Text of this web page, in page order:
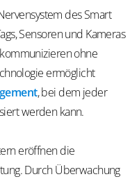
des Smart
Sensoren und Kameras
ohne
ermöglicht
, bei dem jeder
werden kann.
eröffnen die
Durch Überwachung